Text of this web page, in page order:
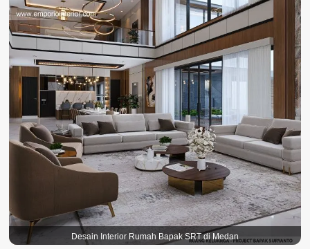
Desain Interior Rumah Bapak SRT di Medan